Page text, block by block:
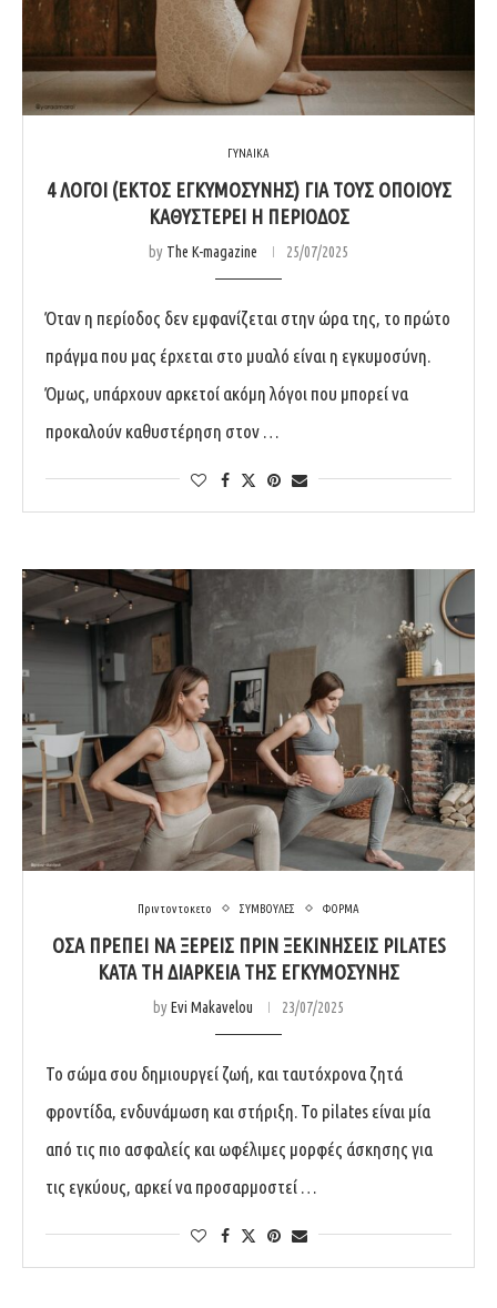
ΓΥΝΑΙΚΑ
4 ΛΌΓΟΙ (ΕΚΤΌΣ ΕΓΚΥΜΟΣΎΝΗΣ) ΓΙΑ ΤΟΥΣ ΟΠΟΊΟΥΣ
ΚΑΘΥΣΤΕΡΕΊ Η ΠΕΡΊΟΔΟΣ
by The K-magazine 25/07/2025
Όταν η περίοδος δεν εμφανίζεται στην ώρα της, το πρώτο
πράγμα που μας έρχεται στο μυαλό είναι η εγκυμοσύνη.
Όμως, υπάρχουν αρκετοί ακόμη λόγοι που μπορεί να
προκαλούν καθυστέρηση στον …
Πριν τον τοκετο ΣΥΜΒΟΥΛΕΣ ΦΟΡΜΑ
ΌΣΑ ΠΡΈΠΕΙ ΝΑ ΞΈΡΕΙΣ ΠΡΙΝ ΞΕΚΙΝΉΣΕΙΣ PILATES
ΚΑΤΆ ΤΗ ΔΙΆΡΚΕΙΑ ΤΗΣ ΕΓΚΥΜΟΣΎΝΗΣ
byEvi Makavelou 23/07/2025
Το σώμα σου δημιουργεί ζωή, και ταυτόχρονα ζητά
φροντίδα, ενδυνάμωση και στήριξη. Το pilates είναι μία
από τις πιο ασφαλείς και ωφέλιμες μορφές άσκησης για
τις εγκύους, αρκεί να προσαρμοστεί …